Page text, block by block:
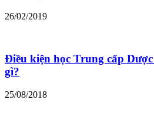
26/02/2019
Điều kiện học Trung cấp
gì?
25/08/2018